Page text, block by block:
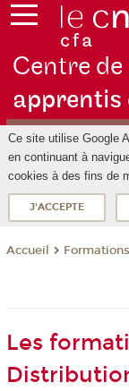
Centre
apprentis
Ce site utilise Google
en continuant à
cookies à des fins de
J'ACCEPTE
Accueil Formations
Les